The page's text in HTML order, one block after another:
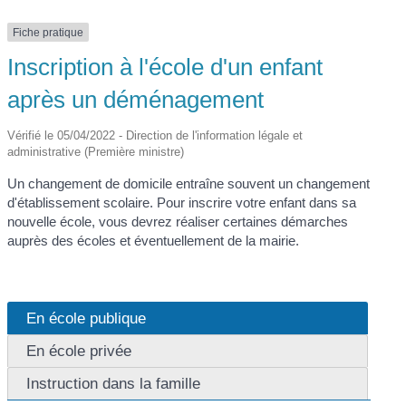
Fiche pratique
Inscription à l'école d'un enfant
après un déménagement
Vérifié le 05/04/2022 - Direction de l'information légale et
administrative (Première ministre)
Un changement de domicile entraîne souvent un changement
d'établissement scolaire. Pour inscrire votre enfant dans sa
nouvelle école, vous devrez réaliser certaines démarches
auprès des écoles et éventuellement de la mairie.
En école publique
En école privée
Instruction dans la famille